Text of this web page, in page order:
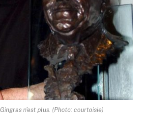
n'est plus. (Photo: courtoisie)